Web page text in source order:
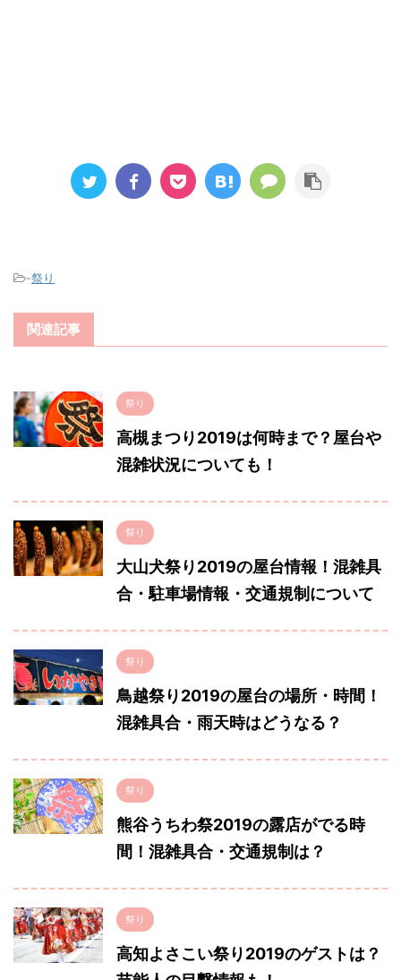
-祭り
関連記事
祭り
高槻まつり2019は何時まで？屋台や
混雑状況についても！
祭り
大山犬祭り2019の屋台情報！混雑具
合・駐車場情報・交通規制について
祭り
鳥越祭り2019の屋台の場所・時間！
混雑具合・雨天時はどうなる？
祭り
熊谷うちわ祭2019の露店がでる時
間！混雑具合・交通規制は？
祭り
高知よさこい祭り2019のゲストは？